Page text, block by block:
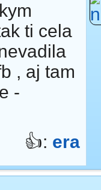
ti cela
, aj tam
-
👍: era